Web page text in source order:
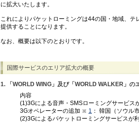
に拡大いたします。
これによりパケットローミングは44の国・地域、
提供することになります。
なお、概要は以下のとおりです。
国際サービスのエリア拡大の概要
1. 「WORLD WING」及び「WORLD WALKER」の
内容
(1)3Gによる音声・SMSローミングサービス
3Gオペレーターの追加
1
： 韓国（ソウル
(2)3Gによるパケットローミングサービスが